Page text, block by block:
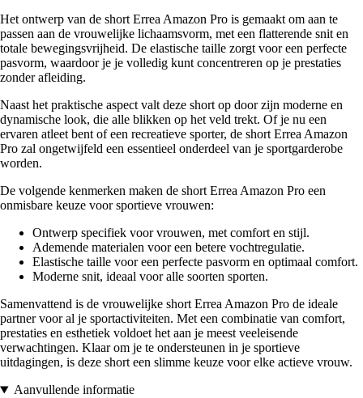
Het ontwerp van de short Errea Amazon Pro is gemaakt om aan te
passen aan de vrouwelijke lichaamsvorm, met een flatterende snit en
totale bewegingsvrijheid. De elastische taille zorgt voor een perfecte
pasvorm, waardoor je je volledig kunt concentreren op je prestaties
zonder afleiding.
Naast het praktische aspect valt deze short op door zijn moderne en
dynamische look, die alle blikken op het veld trekt. Of je nu een
ervaren atleet bent of een recreatieve sporter, de short Errea Amazon
Pro zal ongetwijfeld een essentieel onderdeel van je sportgarderobe
worden.
De volgende kenmerken maken de short Errea Amazon Pro een
onmisbare keuze voor sportieve vrouwen:
Ontwerp specifiek voor vrouwen, met comfort en stijl.
Ademende materialen voor een betere vochtregulatie.
Elastische taille voor een perfecte pasvorm en optimaal comfort.
Moderne snit, ideaal voor alle soorten sporten.
Samenvattend is de vrouwelijke short Errea Amazon Pro de ideale
partner voor al je sportactiviteiten. Met een combinatie van comfort,
prestaties en esthetiek voldoet het aan je meest veeleisende
verwachtingen. Klaar om je te ondersteunen in je sportieve
uitdagingen, is deze short een slimme keuze voor elke actieve vrouw.
Aanvullende informatie